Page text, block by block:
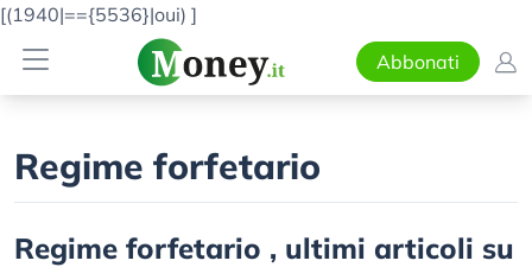
[(1940|=={5536}|oui) ]
Abbonati
Regime forfetario
Regime forfetario , ultimi articoli su